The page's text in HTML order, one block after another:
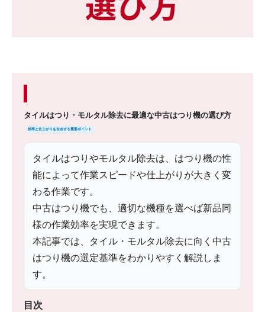
タイルはつり・モルタル除去に最適な中古はつり機の選び方
効率と仕上がりを左右する重要ポイント
タイルはつりやモルタル除去は、はつり機の性
能によって作業スピードや仕上がりが大きく変
わる作業です。
中古はつり機でも、適切な機種を選べば新品同
様の作業効率を実現できます。
本記事では、タイル・モルタル除去に向く中古
はつり機の選定基準をわかりやすく解説しま
す。
目次